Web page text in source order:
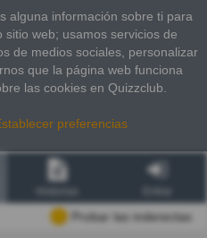
alguna información sobre ti para
web; usamos servicios de
de medios sociales, personalizar
que la página web funciona
las cookies en Quizzclub.
preferencias
Probar las inderectas